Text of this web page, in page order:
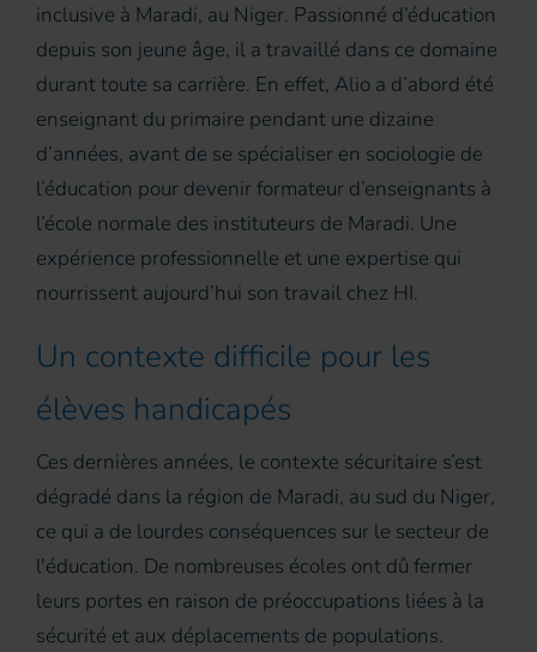
inclusive à Maradi, au Niger. Passionné d’éducation
depuis son jeune âge, il a travaillé dans ce domaine
durant toute sa carrière. En effet, Alio a d’abord été
enseignant du primaire pendant une dizaine
d’années, avant de se spécialiser en sociologie de
l’éducation pour devenir formateur d’enseignants à
l’école normale des instituteurs de Maradi. Une
expérience professionnelle et une expertise qui
nourrissent aujourd’hui son travail chez HI.
Un contexte difficile pour les
élèves handicapés
Ces dernières années, le contexte sécuritaire s’est
dégradé dans la région de Maradi, au sud du Niger,
ce qui a de lourdes conséquences sur le secteur de
l'éducation. De nombreuses écoles ont dû fermer
leurs portes en raison de préoccupations liées à la
sécurité et aux déplacements de populations.